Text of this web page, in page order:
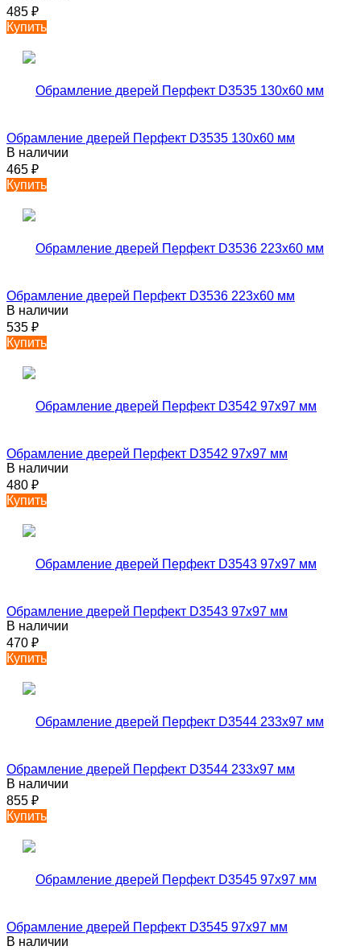
485 ₽
Купить
Обрамление дверей Перфект D3535 130х60 мм
В наличии
465 ₽
Купить
Обрамление дверей Перфект D3536 223х60 мм
В наличии
535 ₽
Купить
Обрамление дверей Перфект D3542 97х97 мм
В наличии
480 ₽
Купить
Обрамление дверей Перфект D3543 97х97 мм
В наличии
470 ₽
Купить
Обрамление дверей Перфект D3544 233х97 мм
В наличии
855 ₽
Купить
Обрамление дверей Перфект D3545 97х97 мм
В наличии